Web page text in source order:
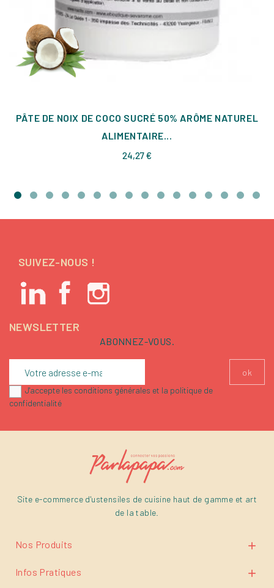
PÂTE DE NOIX DE COCO SUCRÉ 50% ARÔME NATUREL
ALIMENTAIRE...
24,27 €
SUIVEZ-NOUS !
NEWSLETTER
ABONNEZ-VOUS.
J'accepte les conditions générales et la politique de
confidentialité
Site e-commerce d'ustensiles de cuisine haut de gamme et art
de la table.
Nos Produits 
Infos Pratiques 